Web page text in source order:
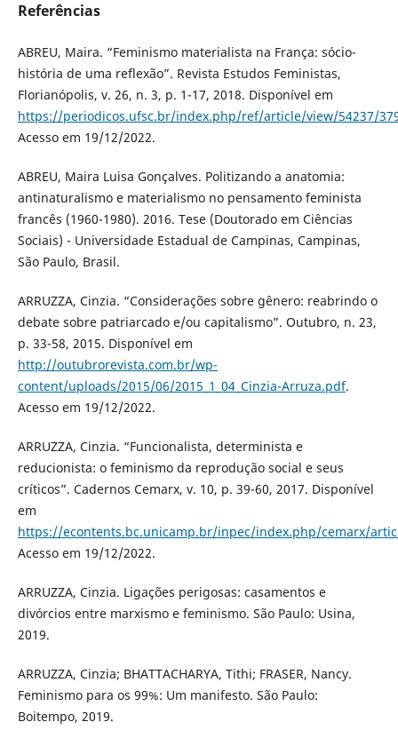
Referências
ABREU, Maira. “Feminismo materialista na França: sócio-
história de uma reflexão”. Revista Estudos Feministas,
Florianópolis, v. 26, n. 3, p. 1-17, 2018. Disponível em
https://periodicos.ufsc.br/index.php/ref/article/view/54237/
Acesso em 19/12/2022.
ABREU, Maira Luisa Gonçalves. Politizando a anatomia:
antinaturalismo e materialismo no pensamento feminista
francês (1960-1980). 2016. Tese (Doutorado em Ciências
Sociais) - Universidade Estadual de Campinas, Campinas,
São Paulo, Brasil.
ARRUZZA, Cinzia. “Considerações sobre gênero: reabrindo o
debate sobre patriarcado e/ou capitalismo”. Outubro, n. 23,
p. 33-58, 2015. Disponível em
http://outubrorevista.com.br/wp-
content/uploads/2015/06/2015_1_04_Cinzia-Arruza.pdf.
Acesso em 19/12/2022.
ARRUZZA, Cinzia. “Funcionalista, determinista e
reducionista: o feminismo da reprodução social e seus
críticos”. Cadernos Cemarx, v. 10, p. 39-60, 2017. Disponível
em
https://econtents.bc.unicamp.br/inpec/index.php/cemarx/
Acesso em 19/12/2022.
ARRUZZA, Cinzia. Ligações perigosas: casamentos e
divórcios entre marxismo e feminismo. São Paulo: Usina,
2019.
ARRUZZA, Cinzia; BHATTACHARYA, Tithi; FRASER, Nancy.
Feminismo para os 99%: Um manifesto. São Paulo:
Boitempo, 2019.